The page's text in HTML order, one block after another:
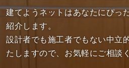
建てようネットはあなたにぴっ
紹介します。
設計者でも施工者でもない中立
たしますので、お気軽にご相談